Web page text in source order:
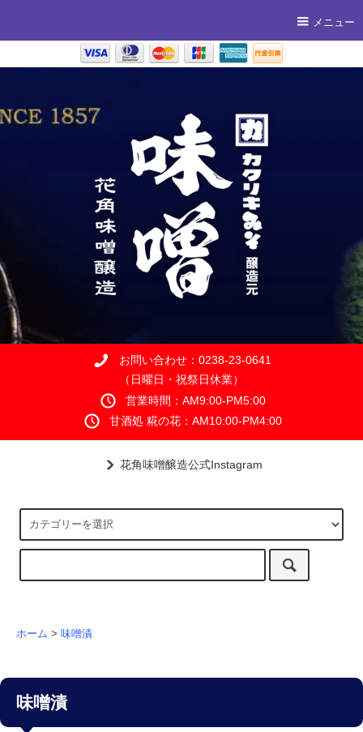
メニュー
お問い合わせ：0238-23-0641
（日曜日・祝祭日休業）
営業時間：AM9:00-PM5:00
甘酒処 糀の花：AM10:00-PM4:00
花角味噌醸造公式Instagram
ホーム > 味噌漬
味噌漬